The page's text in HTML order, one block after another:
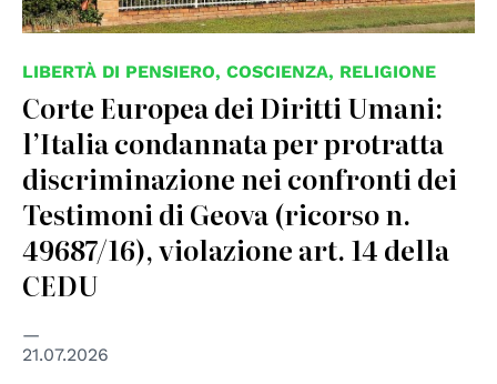
LIBERTÀ DI PENSIERO, COSCIENZA, RELIGIONE
Corte Europea dei Diritti Umani:
l’Italia condannata per protratta
discriminazione nei confronti dei
Testimoni di Geova (ricorso n.
49687/16), violazione art. 14 della
CEDU
21.07.2026